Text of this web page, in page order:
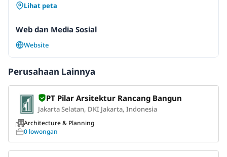
Lihat peta
Web dan Media Sosial
Website
Perusahaan Lainnya
PT Pilar Arsitektur Rancang Bangun
Jakarta Selatan, DKI Jakarta, Indonesia
Architecture & Planning
0 lowongan